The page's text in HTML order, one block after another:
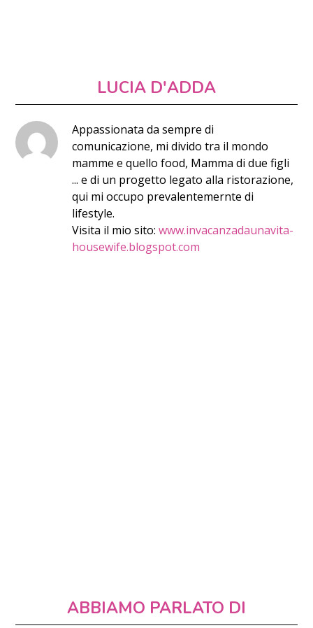
LUCIA D'ADDA
Appassionata da sempre di
comunicazione, mi divido tra il mondo
mamme e quello food, Mamma di due figli
... e di un progetto legato alla ristorazione,
qui mi occupo prevalentemernte di
lifestyle.
Visita il mio sito:www.invacanzadaunavita-
housewife.blogspot.com
ABBIAMO PARLATO DI